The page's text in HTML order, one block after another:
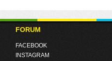
FORUM
FACEBOOK
INSTAGRAM